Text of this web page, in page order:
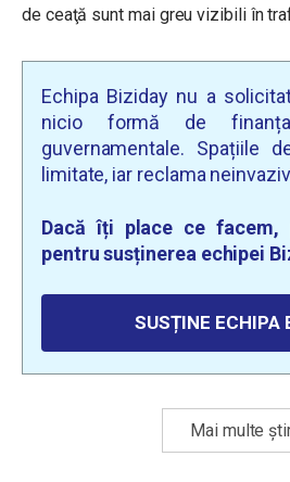
de ceaţă sunt mai greu vizibili în
Echipa Biziday nu a
nicio formă de
guvernamentale. Spațiile
limitate, iar reclama
Dacă îți place ce
pentru susținerea echipei
SUSȚINE ECHIPA
Mai multe